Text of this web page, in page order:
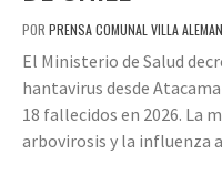
POR PRENSA COMUNAL VILLA
El Ministerio de Salud
hantavirus desde
18 fallecidos en 2026. La
arbovirosis y la influenza